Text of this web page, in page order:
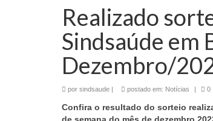
Realizado
Sindsaúde em
Dezembro/
por sindsaude | postado em: Notícias | 0
Confira o resultado do sorteio